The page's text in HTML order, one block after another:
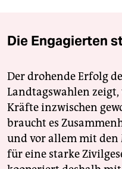
Die Engagierten
Der drohende Erfolg
Landtagswahlen
Kräfte inzwischen
braucht es
und vor allem mit den
für eine starke